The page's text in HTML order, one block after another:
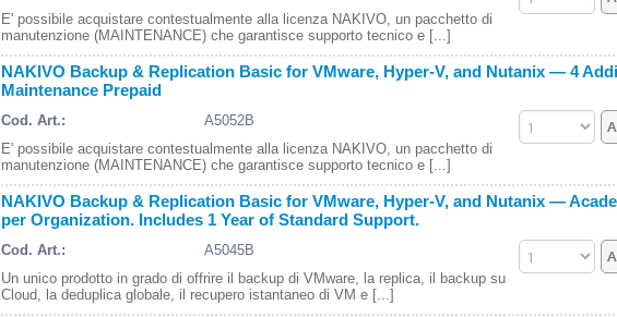
E' possibile acquistare contestualmente alla licenza NAKIVO, un pacchetto di
manutenzione (MAINTENANCE) che garantisce supporto tecnico e [...]
NAKIVO Backup & Replication Basic for VMware, Hyper-V, and Nutanix — 4
Maintenance Prepaid
Cod. Art.:
A5052B
E' possibile acquistare contestualmente alla licenza NAKIVO, un pacchetto di
manutenzione (MAINTENANCE) che garantisce supporto tecnico e [...]
NAKIVO Backup & Replication Basic for VMware, Hyper-V, and Nutanix —
per Organization. Includes 1 Year of Standard Support.
Cod. Art.:
A5045B
Un unico prodotto in grado di offrire il backup di VMware, la replica, il backup su
Cloud, la deduplica globale, il recupero istantaneo di VM e [...]